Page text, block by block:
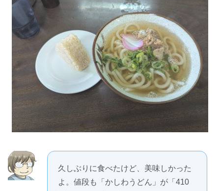
久しぶりに食べたけど、美味しかった
よ。値段も「かしわうどん」が「410